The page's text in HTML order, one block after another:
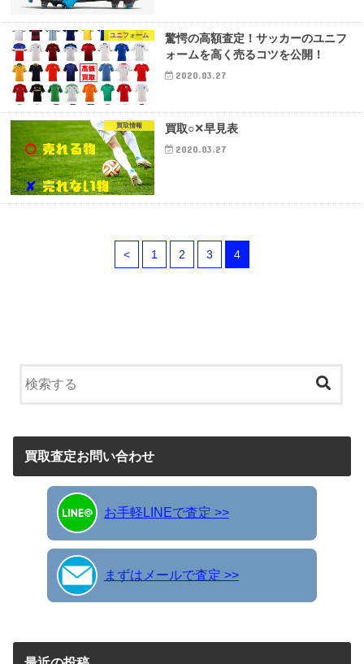
ユニフォーム
驚愕の高額査定！サッカーのユニフ
ォームを高く売るコツを公開！
2020.03.27
買取情報 買取○✕早見表
2020.03.27
< 1 2 3 4
買取査定お問い合わせ
お手軽LINEで査定 >>
まずはメールで査定 >>